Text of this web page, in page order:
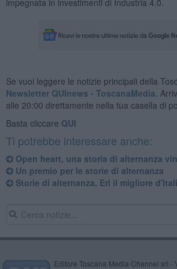
Se vuoi leggere le notizie principali della
Newsletter QUInews - ToscanaMedia.
alle 20:00 direttamente nella tua casella di
Basta cliccare QUI
Ti potrebbe interessare anche:
Open heart, una storia di alternanza
Un premio per le storie di alternanza
Storie di alternanza, Erl il migliore
Editore Toscana Media Channel srl -